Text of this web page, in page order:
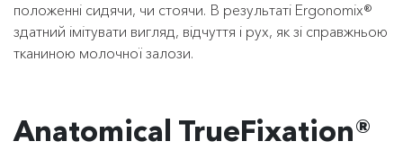
положенні сидячи, чи стоячи. В результаті Ergonomix®
здатний імітувати вигляд, відчуття і рух, як зі справжньою
тканиною молочної залози.
Anatomical TrueFixation®